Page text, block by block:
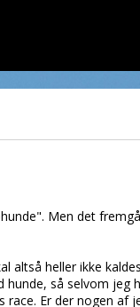
Men det
altså heller ikke
så selvom jeg
Er der nogen af